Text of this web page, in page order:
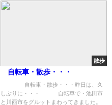
散歩
自転車・散歩・・・
自転車・散歩・・・昨日は、久
しぶりに・・・ 自転車で・池田市
と川西市をグルットまわってきました。